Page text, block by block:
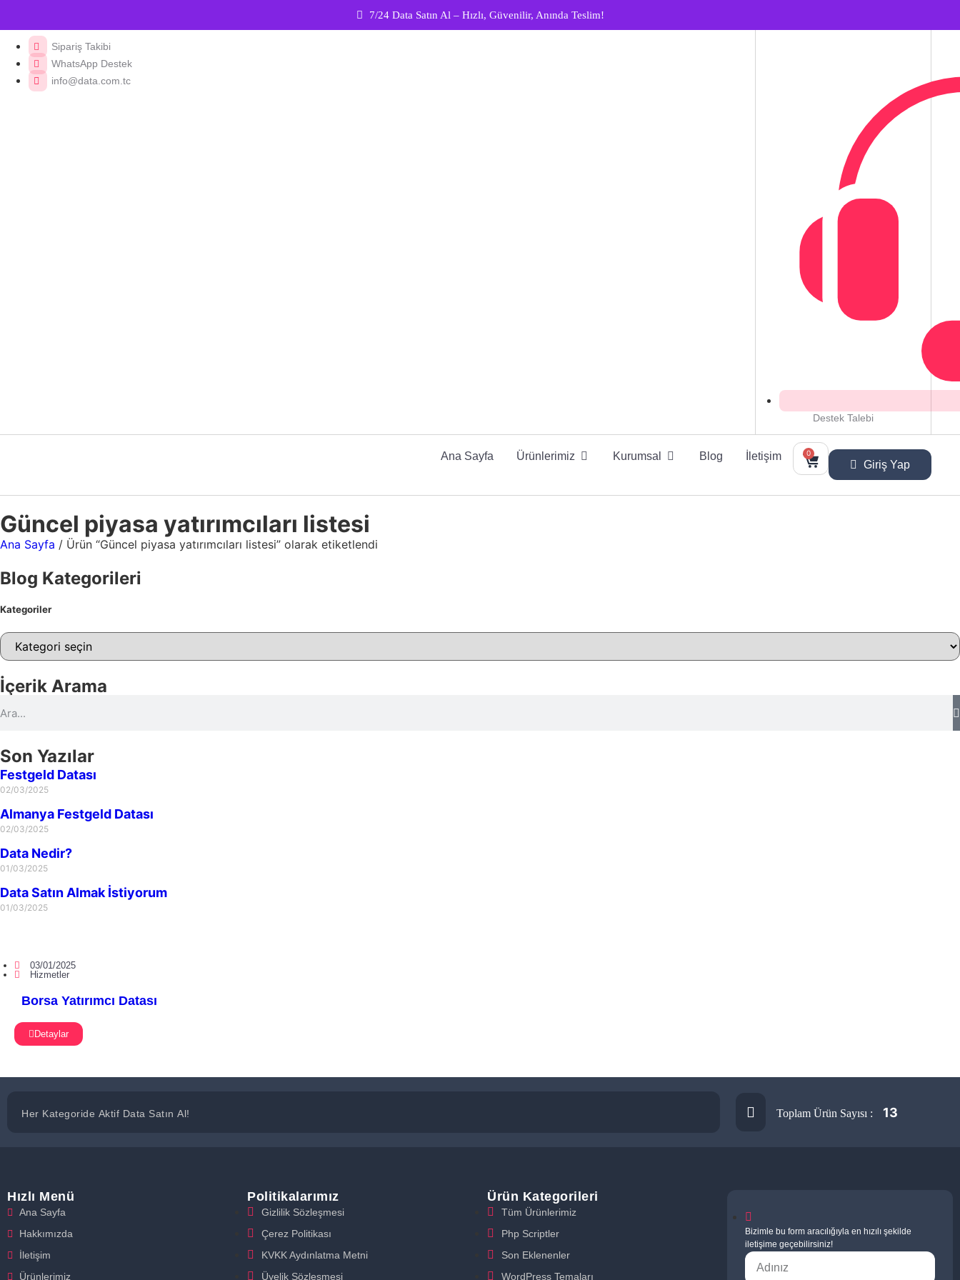
7/24 Data Satın Al – Hızlı, Güvenilir, Anında Teslim!
Sipariş Takibi
WhatsApp Destek
info@data.com.tc
Destek Talebi
Ana Sayfa Ürünlerimiz Kurumsal Blog İletişim 0
Giriş Yap
Güncel piyasa yatırımcıları listesi
Ana Sayfa / Ürün “Güncel piyasa yatırımcıları listesi” olarak etiketlendi
Blog Kategorileri
Kategoriler
İçerik Arama
Son Yazılar
Festgeld Datası
02/03/2025
Almanya Festgeld Datası
02/03/2025
Data Nedir?
01/03/2025
Data Satın Almak İstiyorum
01/03/2025
03/01/2025
Hizmetler
Borsa Yatırımcı Datası
Detaylar
Her Kategoride Aktif Data Satın Al! Toplam Ürün Sayısı : 13
Hızlı Menü
Ana Sayfa
Hakkımızda
İletişim
Ürünlerimiz
Politikalarımız
Gizlilik Sözleşmesi
Çerez Politikası
KVKK Aydınlatma Metni
Üyelik Sözleşmesi
Ürün Kategorileri
Tüm Ürünlerimiz
Php Scriptler
Son Eklenenler
WordPress Temaları
Bizimle bu form aracılığıyla en hızılı şekilde
iletişime geçebilirsiniz!